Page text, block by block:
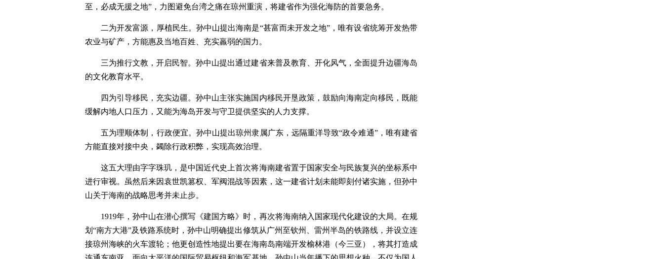
至，必成无援之地”，力图避免台湾之痛在琼州重演，将建省作为强化海防的首要急务。
二为开发富源，厚植民生。孙中山提出海南是“甚富而未开发之地”，唯有设省统筹开发热带
农业与矿产，方能惠及当地百姓、充实羸弱的国力。
三为推行文教，开启民智。孙中山提出通过建省来普及教育、开化风气，全面提升边疆海岛
的文化教育水平。
四为引导移民，充实边疆。孙中山主张实施国内移民开垦政策，鼓励向海南定向移民，既能
缓解内地人口压力，又能为海岛开发与守卫提供坚实的人力支撑。
五为理顺体制，行政便宜。孙中山提出琼州隶属广东，远隔重洋导致“政令难通”，唯有建省
方能直接对接中央，蠲除行政积弊，实现高效治理。
这五大理由字字珠玑，是中国近代史上首次将海南建省置于国家安全与民族复兴的坐标系中
进行审视。虽然后来因袁世凯篡权、军阀混战等因素，这一建省计划未能即刻付诸实施，但孙中
山关于海南的战略思考并未止步。
1919年，孙中山在潜心撰写《建国方略》时，再次将海南纳入国家现代化建设的大局。在规
划“南方大港”及铁路系统时，孙中山明确提出修筑从广州至钦州、雷州半岛的铁路线，并设立连
接琼州海峡的火车渡轮；他更创造性地提出要在海南岛南端开发榆林港（今三亚），将其打造成